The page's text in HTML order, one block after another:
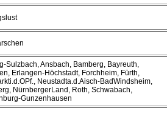
Sulzbach, Ansbach, Bamberg, Bayreuth,
Erlangen-Höchstadt, Forchheim, Fürth,
Neustadta.d.Aisch-BadWindsheim,
NürnbergerLand, Roth, Schwabach,
Gunzenhausen